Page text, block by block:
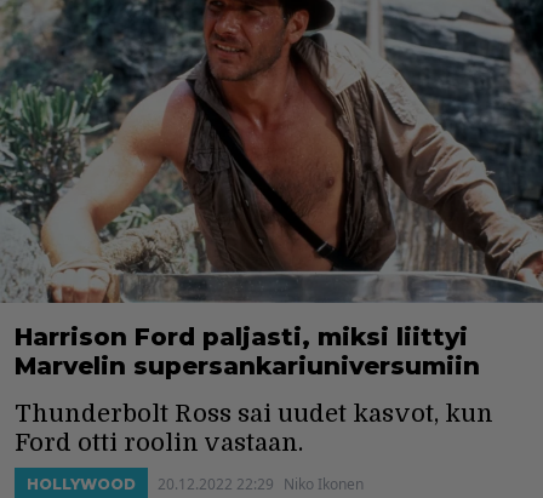
Harrison Ford paljasti, miksi liittyi
Marvelin supersankariuniversumiin
Thunderbolt Ross sai uudet kasvot, kun
Ford otti roolin vastaan.
HOLLYWOOD 20.12.2022 22:29 Niko Ikonen